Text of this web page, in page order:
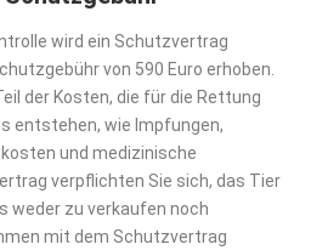
wird ein Schutzvertrag
von 590 Euro erhoben.
der Kosten, die für die Rettung
entstehen, wie Impfungen,
und medizinische
verpflichten Sie sich, das Tier
weder zu verkaufen noch
mit dem Schutzvertrag